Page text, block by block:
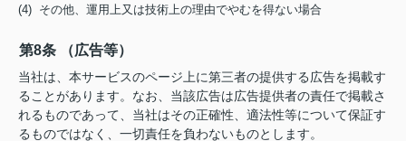
(4) その他、運用上又は技術上の理由でやむを得ない場合
第8条 （広告等）
当社は、本サービスのページ上に第三者の提供する広告を掲載す
ることがあります。なお、当該広告は広告提供者の責任で掲載さ
れるものであって、当社はその正確性、適法性等について保証す
るものではなく、一切責任を負わないものとします。